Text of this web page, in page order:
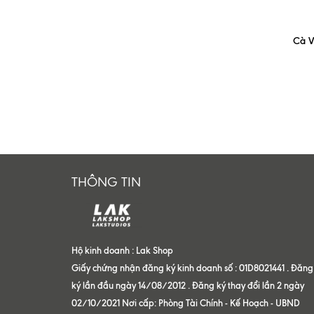
Cà
THÔNG TIN
Hộ kinh doanh : Lak Shop
Giấy chứng nhận đăng ký kinh doanh số : 01D8021441 . Đăng
ký lần đầu ngày 14/08/2012 . Đăng ký thay đổi lần 2 ngày
02/10/2021 Nơi cấp: Phòng Tài Chính - Kế Hoạch - UBND